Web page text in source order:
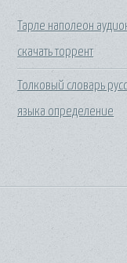
Тарле наполеон
скачать торрент
Толковый словарь
языка определение